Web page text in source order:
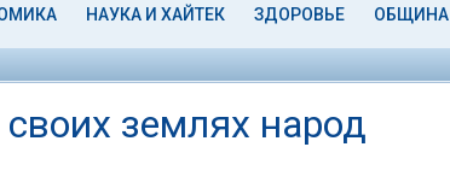
НАУКА И ХАЙТЕК ЗДОРОВЬЕ ОБЩИНА
землях народ